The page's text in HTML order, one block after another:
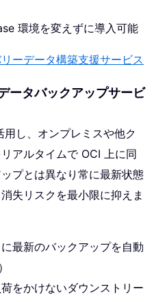
環境を変えずに導入可能
ーデータ構築支援サービス
タバックアップサービ
し、オンプレミスや他ク
アルタイムで OCI 上に同
プとは異なり常に最新状態
失リスクを最小限に抑えま
最新のバックアップを自動
をかけないダウンストリー